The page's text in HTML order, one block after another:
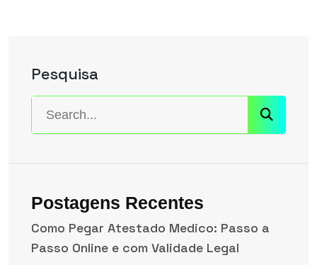
Pesquisa
Postagens Recentes
Como Pegar Atestado Medico: Passo a
Passo Online e com Validade Legal